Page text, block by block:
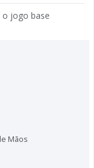
o jogo base
Mãos